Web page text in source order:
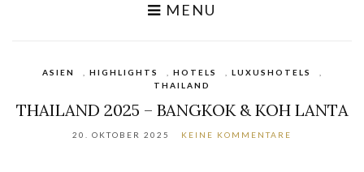
MENU
ASIEN HIGHLIGHTS HOTELS LUXUSHOTELS
THAILAND
THAILAND 2025 – BANGKOK & KOH LANTA
20. OKTOBER 2025 KEINE KOMMENTARE